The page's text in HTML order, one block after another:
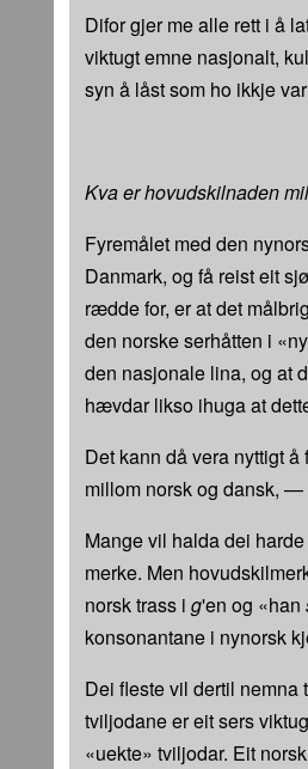
Difor gjer me alle rett i å
viktugt emne nasjonalt,
syn å låst som ho ikkje
Kva er hovudskilnaden
Fyremålet med den
Danmark, og få reist eit
rædde for, er at det
den norske serhåtten i
den nasjonale lina, og at
hævdar likso ihuga at
Det kann då vera nyttigt
millom norsk og dansk,
Mange vil halda dei
merke. Men
norsk trass i g'en og «han
konsonantane i nynorsk
Dei fleste vil dertil nemna
tviljodane er eit sers
«uekte» tviljodar. Eit